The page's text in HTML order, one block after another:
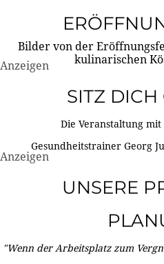
Bilder von der
kulinarischen
Anzeigen
SITZ DICH
Die Veranstaltung
Gesundheitstrainer Georg
Anzeigen
UNSERE
"Wenn der Arbeitsplatz zum